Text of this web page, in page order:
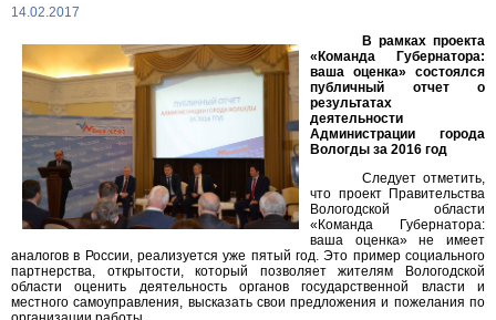
14.02.2017
В рамках проекта
«Команда Губернатора:
ваша оценка» состоялся
публичный отчет о
результатах
деятельности
Администрации города
Вологды за 2016 год
Следует отметить,
что проект Правительства
Вологодской области
«Команда Губернатора:
ваша оценка» не имеет
аналогов в России, реализуется уже пятый год. Это пример социального
партнерства, открытости, который позволяет жителям Вологодской
области оценить деятельность органов государственной власти и
местного самоуправления, высказать свои предложения и пожелания по